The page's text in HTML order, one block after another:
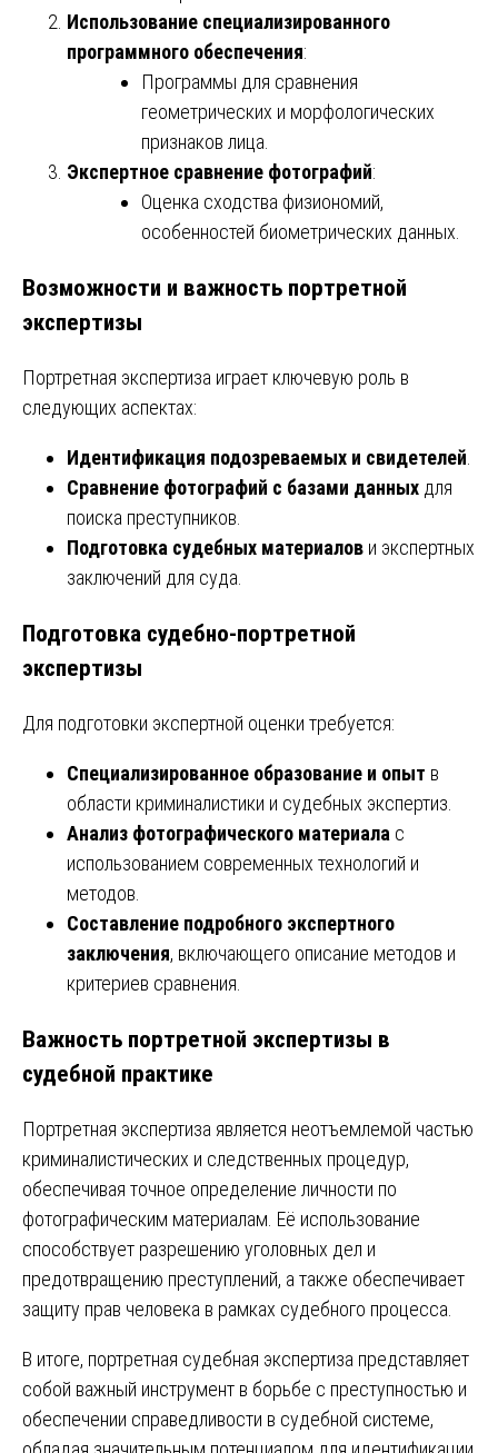
Использование специализированного
программного обеспечения:
Программы для сравнения
геометрических и морфологических
признаков лица.
Экспертное сравнение фотографий:
Оценка сходства физиономий,
особенностей биометрических данных.
Возможности и важность портретной
экспертизы
Портретная экспертиза играет ключевую роль в
следующих аспектах:
Идентификация подозреваемых и свидетелей
Сравнение фотографий с базами данных для
поиска преступников.
Подготовка судебных материалов и экспертных
заключений для суда.
Подготовка судебно-портретной
экспертизы
Для подготовки экспертной оценки требуется:
Специализированное образование и опыт в
области криминалистики и судебных экспертиз.
Анализ фотографического материала с
использованием современных технологий и
методов.
Составление подробного экспертного
заключения, включающего описание методов и
критериев сравнения.
Важность портретной экспертизы в
судебной практике
Портретная экспертиза является неотъемлемой частью
криминалистических и следственных процедур,
обеспечивая точное определение личности по
фотографическим материалам. Её использование
способствует разрешению уголовных дел и
предотвращению преступлений, а также обеспечивает
защиту прав человека в рамках судебного процесса.
В итоге, портретная судебная экспертиза представляет
собой важный инструмент в борьбе с преступностью и
обеспечении справедливости в судебной системе,